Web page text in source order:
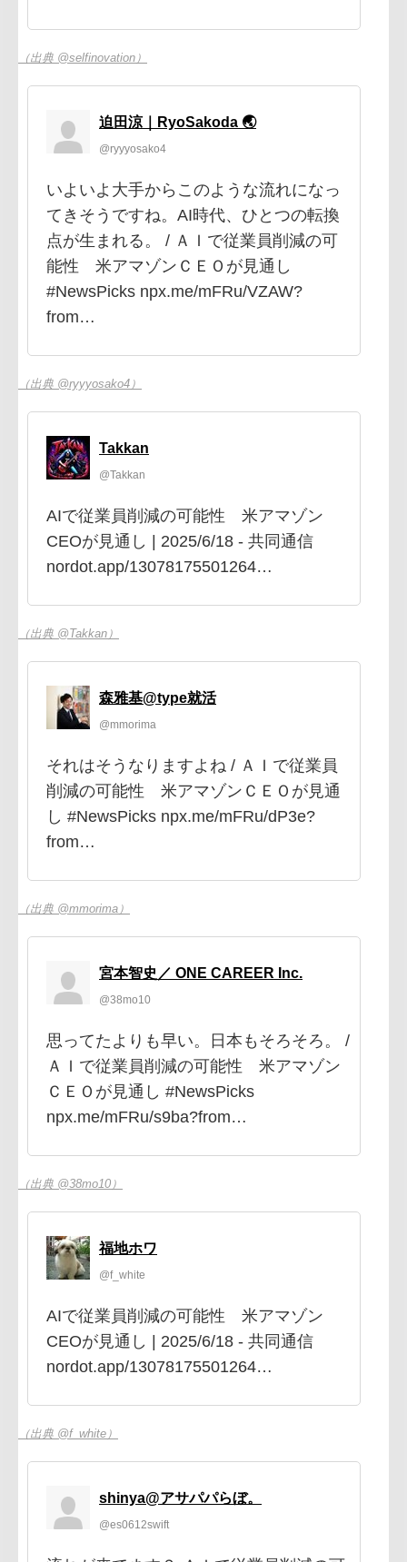
（出典 @selfinovation）
迫田涼｜RyoSakoda 🌏
@ryyyosako4
いよいよ大手からこのような流れになっ
てきそうですね。AI時代、ひとつの転換
点が生まれる。 / ＡＩで従業員削減の可
能性 米アマゾンＣＥＯが見通し
#NewsPicks npx.me/mFRu/VZAW?
from…
（出典 @ryyyosako4）
Takkan
@Takkan
AIで従業員削減の可能性 米アマゾン
CEOが見通し | 2025/6/18 - 共同通信
nordot.app/13078175501264…
（出典 @Takkan）
森雅基@type就活
@mmorima
それはそうなりますよね / ＡＩで従業員
削減の可能性 米アマゾンＣＥＯが見通
し #NewsPicks npx.me/mFRu/dP3e?
from…
（出典 @mmorima）
宮本智史／ ONE CAREER Inc.
@38mo10
思ってたよりも早い。日本もそろそろ。 /
ＡＩで従業員削減の可能性 米アマゾン
ＣＥＯが見通し #NewsPicks
npx.me/mFRu/s9ba?from…
（出典 @38mo10）
福地ホワ
@f_white
AIで従業員削減の可能性 米アマゾン
CEOが見通し | 2025/6/18 - 共同通信
nordot.app/13078175501264…
（出典 @f_white）
shinya@アサパパらぼ。
@es0612swift